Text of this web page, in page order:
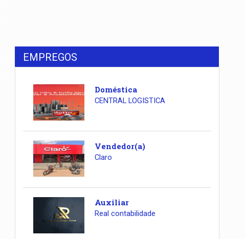
EMPREGOS
Doméstica
CENTRAL LOGISTICA
Vendedor(a)
Claro
Auxiliar
Real contabilidade